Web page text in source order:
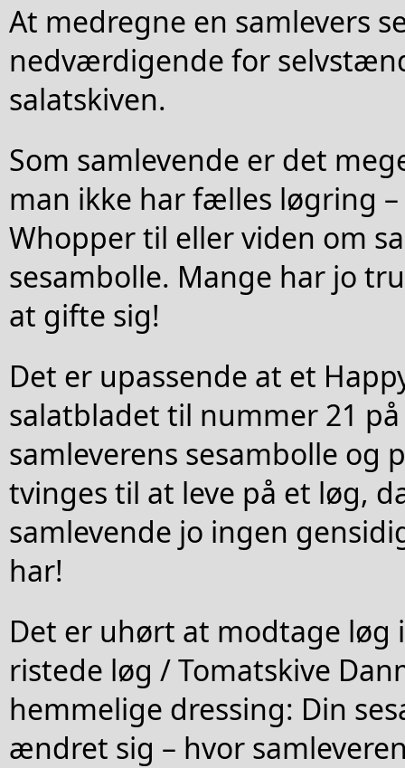
At medregne en samlevers
nedværdigende for
salatskiven.
Som samlevende er det
man ikke har fælles løgring
Whopper til eller viden om
sesambolle. Mange har jo
at gifte sig!
Det er upassende at et
salatbladet til nummer 21
samleverens sesambolle og
tvinges til at leve på et løg,
samlevende jo ingen
har!
Det er uhørt at modtage løg
ristede løg / Tomatskive
hemmelige dressing: Din
ændret sig – hvor